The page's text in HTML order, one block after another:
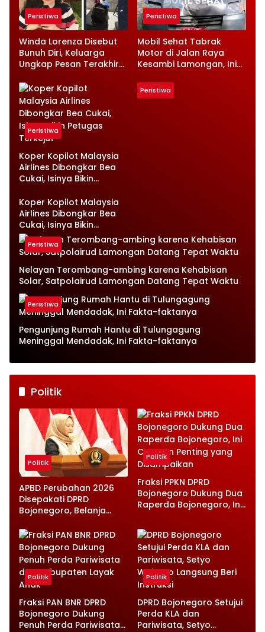
Peristiwa
Winda Lorenza Disebut
Bunuh Diri, Keluarga
Ungkap Pesan Terakhir
Rumah
Peristiwa
Mobil Sehat Tabrak
Motor di Jalan Raya
Kesambi Lamongan, Ini
Peristiwa
Koper Kopilot Malaysia
Airlines Dibongkar Bea
Cukai, Isinya Bikin
Peristiwa
Koper Kopilot Malaysia
Airlines Dibongkar Bea
Cukai, Isinya Bikin
Petugas Terkejut
Peristiwa
Nelayan Terombang-ambing karena Kehabisan
Solar, Satpolairud Lamongan Datang Tepat Waktu
Peristiwa
Pengunjung Rumah Hantu di Tulungagung
Meninggal Mendadak, Ini Fakta-faktanya
Politik
Politik
APBD Perubahan 2026
Disepakati DPRD
Bojonegoro, Belanja
Infrastruktur Diperkuat
Politik
Fraksi PPKN DPRD
Bojonegoro Dukung Dua
Raperda Bojonegoro, Ini
Disampaikan
Politik
Fraksi PAN BNR DPRD
Bojonegoro Dukung
Penuh Perda Pariwisata
Politik
DPRD Bojonegoro Setujui
Perda KLA dan
Pariwisata, Setyo